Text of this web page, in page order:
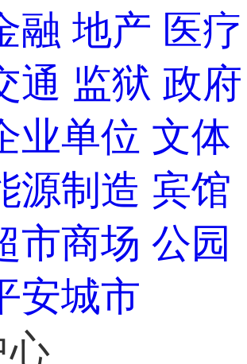
融 地产 医疗
通 监狱 政府
业单位 文体
源制造 宾馆
市商场 公园
安城市
心